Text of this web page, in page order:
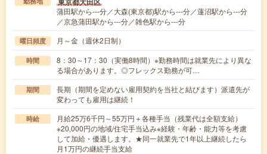
蒲田駅から---分／大森(東京都)駅から---分／蓮沼駅から---分
／京急蒲田駅から---分／雑色駅から---分
曜日頻度 月～金（週休2日制）
時間
8：30～17：30（実働8時間）※勤務時間は就業先により異な
る場合があります。◎フレックス勤務が可…
期間
長期（期間を定めない雇用契約を当社と結びます）派遣先が
変わっても雇用は継続！
時給
月給25万6千円～55万円＋各種手当（残業代は全額支給）
※20,000円の地域/住宅手当込み※経験・年齢・能力等を考慮
して加給・優遇します。★同一就業先で1年以上継続したら
月1万円の継続手当支給